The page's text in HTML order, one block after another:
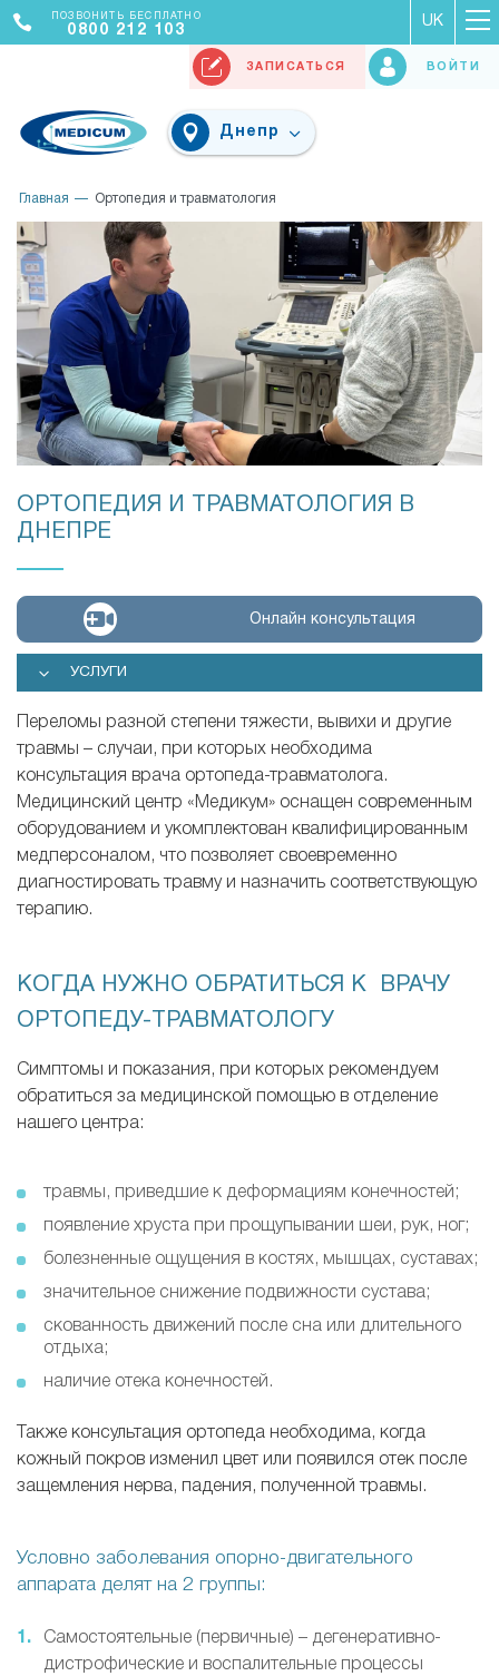
ЗАПИСАТЬСЯ ВОЙТИ
Днепр
ПОЗВОНИТЬ БЕСПЛАТНО
0800 212 103
UK
Главная Ортопедия и травматология
ОРТОПЕДИЯ И ТРАВМАТОЛОГИЯ В
ДНЕПРЕ
Онлайн консультация
УСЛУГИ
Переломы разной степени тяжести, вывихи и другие
травмы – случаи, при которых необходима
консультация врача ортопеда-травматолога.
Медицинский центр «Медикум» оснащен современным
оборудованием и укомплектован квалифицированным
медперсоналом, что позволяет своевременно
диагностировать травму и назначить соответствующую
терапию.
КОГДА НУЖНО ОБРАТИТЬСЯ К ВРАЧУ
ОРТОПЕДУ-ТРАВМАТОЛОГУ
Симптомы и показания, при которых рекомендуем
обратиться за медицинской помощью в отделение
нашего центра:
травмы, приведшие к деформациям конечностей;
появление хруста при прощупывании шеи, рук, ног;
болезненные ощущения в костях, мышцах, суставах;
значительное снижение подвижности сустава;
скованность движений после сна или длительного
отдыха;
наличие отека конечностей.
Также консультация ортопеда необходима, когда
кожный покров изменил цвет или появился отек после
защемления нерва, падения, полученной травмы.
Условно заболевания опорно-двигательного
аппарата делят на 2 группы:
Самостоятельные (первичные) – дегенеративно-
дистрофические и воспалительные процессы